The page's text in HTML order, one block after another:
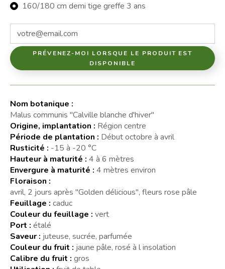
160/180 cm demi tige greffe 3 ans
PRÉVENEZ-MOI LORSQUE LE PRODUIT EST
DISPONIBLE
Nom botanique :
Malus communis "Calville blanche d'hiver"
Origine, implantation : Région centre
Période de plantation : Début octobre à avril
Rusticité : -15 à -20 °C
Hauteur à maturité : 4 à 6 mètres
Envergure à maturité : 4 mètres environ
Floraison :
avril, 2 jours après "Golden délicious", fleurs rose pâle
Feuillage : caduc
Couleur du feuillage : vert
Port : étalé
Saveur : juteuse, sucrée, parfumée
Couleur du fruit : jaune pâle, rosé à l insolation
Calibre du fruit : gros